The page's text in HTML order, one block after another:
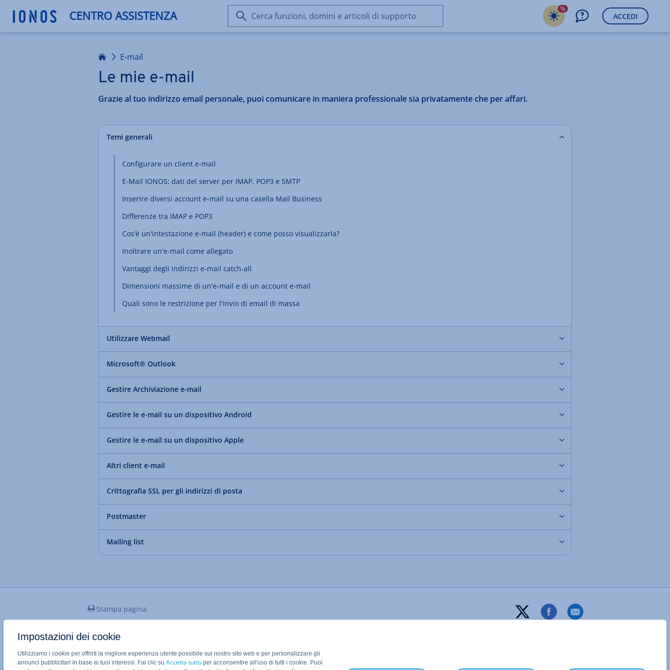
CENTRO ASSISTENZA
Cerca
funzioni,
%
ACCEDI
Homepage E-mail
Le mie e-mail
Grazie al tuo indirizzo email personale, puoi comunicare in maniera professionale sia privatamente che per affari.
Temi generali
Configurare un client e-mail
E-Mail IONOS: dati del server per IMAP, POP3 e SMTP
Inserire diversi account e-mail su una casella Mail Business
Differenze tra IMAP e POP3
Cos'è un'intestazione e-mail (header) e come posso visualizzarla?
Inoltrare un'e-mail come allegato
Vantaggi degli indirizzi e-mail catch-all
Dimensioni massime di un'e-mail e di un account e-mail
Quali sono le restrizione per l'invio di email di massa
Utilizzare Webmail
Microsoft® Outlook
Gestire Archiviazione e-mail
Gestire le e-mail su un dispositivo Android
Gestire le e-mail su un dispositivo Apple
Altri client e-mail
Crittografia SSL per gli indirizzi di posta
Postmaster
Mailing list
Stampa pagina
Applicazione Mobile IONOS
Impostazioni dei cookie
Utilizziamo i cookie per offrirti la migliore esperienza utente possibile sul nostro sito web e per personalizzare gli
annunci pubblicitari in base ai tuoi interessi. Fai clic su Accetta tuttoper acconsentire all'uso di tutti i cookie. Puoi